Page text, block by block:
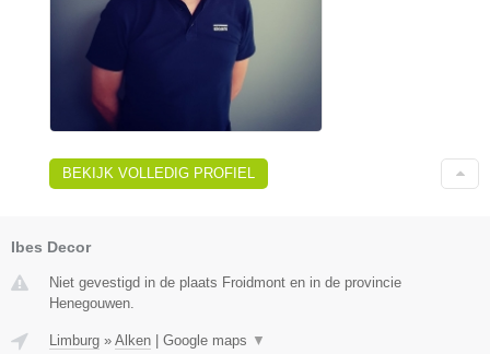
BEKIJK VOLLEDIG PROFIEL
Ibes Decor
Niet gevestigd in de plaats Froidmont en in de provincie
Henegouwen.
Limburg » Alken Google maps ▼